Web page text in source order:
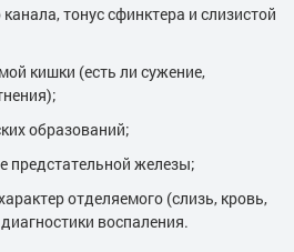
тонус сфинктера и слизистой
кишки (есть ли сужение,
образований;
предстательной железы;
отделяемого (слизь, кровь,
воспаления.